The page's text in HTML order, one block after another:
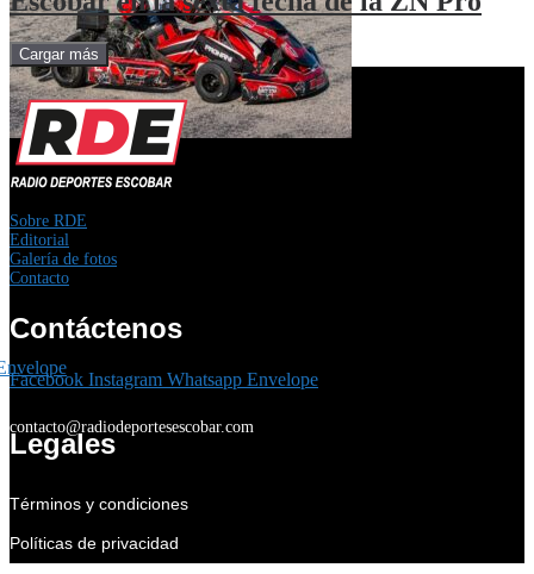
Cargar más
Sobre RDE
Editorial
Galería de fotos
Contacto
Contáctenos
Facebook Instagram Whatsapp Envelope
contacto@radiodeportesescobar.com
Legales
Términos y condiciones
Políticas de privacidad